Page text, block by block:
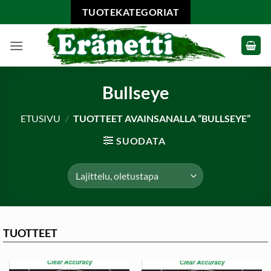
to
TUOTEKATEGORIAT
Bullseye
ETUSIVU / TUOTTEET AVAINSANALLA “BULLSEYE”
SUODATA
TUOTTEET